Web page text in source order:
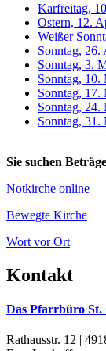
Karfreitag,
Ostern, 12.
Weißer
Sonntag,
Sonntag, 3.
Sonntag, 10.
Sonntag, 17.
Sonntag, 24.
Sonntag, 31.
Sie suchen
Notkirche online
Bewegte Kirche
Wort vor Ort
Kontakt
Das Pfarrbüro St.
Rathausstr. 12 |